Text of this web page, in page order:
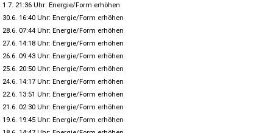
1.7. 21:36 Uhr: Energie/Form erhöhen
30.6. 16:40 Uhr: Energie/Form erhöhen
28.6. 07:44 Uhr: Energie/Form erhöhen
27.6. 14:18 Uhr: Energie/Form erhöhen
26.6. 09:43 Uhr: Energie/Form erhöhen
25.6. 20:50 Uhr: Energie/Form erhöhen
24.6. 14:17 Uhr: Energie/Form erhöhen
22.6. 13:51 Uhr: Energie/Form erhöhen
21.6. 02:30 Uhr: Energie/Form erhöhen
19.6. 19:45 Uhr: Energie/Form erhöhen